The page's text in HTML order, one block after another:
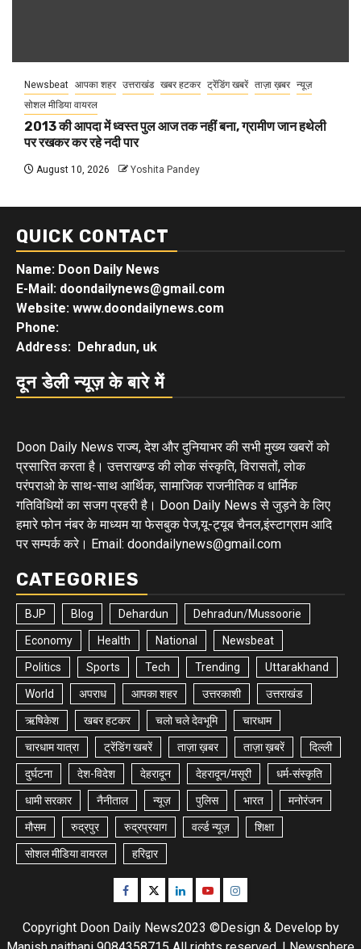
Newsbeat आपका शहर उत्तराखंड खबर हटकर ट्रेंडिंग खबरें ताज़ा ख़बर न्यूज़
सोशल मीडिया वायरल
2013 की आपदा में ध्वस्त पुल आज तक नहीं बना, ग्रामीण जान हथेली
पर रखकर कर रहे नदी पार
August 10, 2026 Yoshita Pandey
QUICK CONTACT
Name: Doon Daily News
E-Mail: doondailynews@gmail.com
Website: www.doondailynews.com
Phone:
Address: Dehradun, uk
दून डेली न्यूज़ के बारे में
Doon Daily News राज्य, देश और दुनियाभर की सभी मुख्य खबरों को
प्रसारित करता है। उत्तराखण्ड की लोक संस्कृति, विरासतों, लोक
परंपराओ के साथ-साथ आर्थिक, सामाजिक राजनीतिक व धार्मिक
गतिविधियों का सजग प्रहरी है। Doon Daily News से जुड़ने के लिए
हमारे फोन नंबर के माध्यम या फेसबुक पेज,यू-ट्यूब चैनल,इंस्टाग्राम आदि
पर सम्पर्क करे। Email: doondailynews@gmail.com
CATEGORIES
BJP Blog Dehardun Dehradun/Mussoorie
Economy Health National Newsbeat
Politics Sports Tech Trending Uttarakhand
World अपराध आपका शहर उत्तरकाशी उत्तराखंड
ऋषिकेश खबर हटकर चलो चले देवभूमि चारधाम
चारधाम यात्रा ट्रेंडिंग खबरें ताज़ा ख़बर ताज़ा ख़बरें दिल्ली
दुर्घटना देश-विदेश देहरादून देहरादून/मसूरी धर्म-संस्कृति
धामी सरकार नैनीताल न्यूज़ पुलिस भारत मनोरंजन
मौसम रुद्रपुर रुद्रप्रयाग वर्ल्ड न्यूज़ शिक्षा
सोशल मीडिया वायरल हरिद्वार
Facebook
TwitterLinkedinYoutubeInstagram
Copyright Doon Daily News2023 ©Design & Develop by